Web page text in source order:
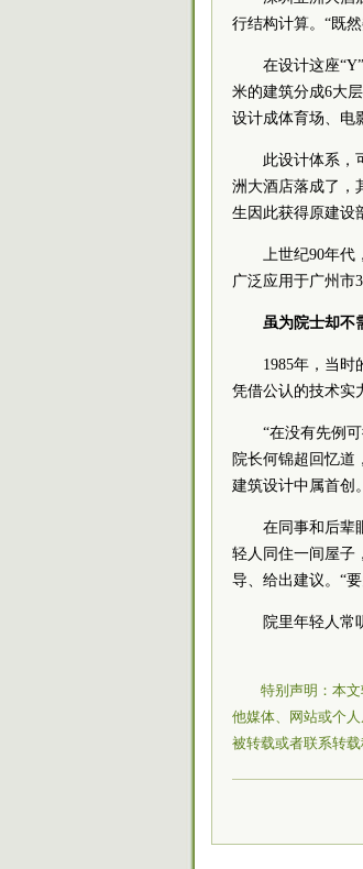
行结构计算。“既
在设计这座
米的建筑分成6大
设计成体育场、电
此设计体系，
洲大酒店落成了，
生因此获得原建设
上世纪90年代
广泛应用于广州市
虽为院士却不
1985年，当时
凭借公认的技术实
“在没有先例
院长何锦超回忆道
建筑设计中属首创。
在同事和后辈
轻人同住一间屋子
导、给出建议。“
院里年轻人常
特别声明：本
他媒体、网站或个
被转载或者联系转载